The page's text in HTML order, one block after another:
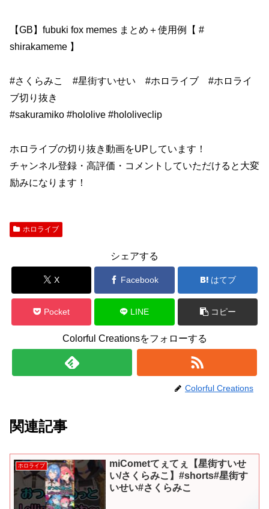
【GB】fubuki fox memes まとめ＋使用例【 #
shirakameme 】
#さくらみこ #星街すいせい #ホロライブ #ホロライ
ブ切り抜き
#sakuramiko #hololive #hololiveclip
ホロライブの切り抜き動画をUPしています！
チャンネル登録・高評価・コメントしていただけると大変
励みになります！
ホロライブ
シェアする
X Facebook はてブ
Pocket LINE コピー
Colorful Creationsをフォローする
Colorful Creations
関連記事
ホロライブ
miCometてぇてぇ【星街すいせ
い/さくらみこ】#shorts#星街す
いせい#さくらみこ